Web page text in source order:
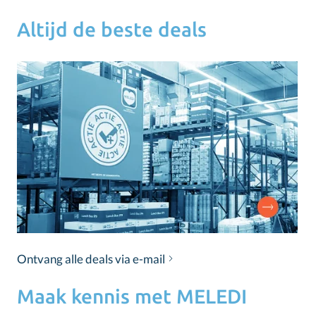
Altijd de beste deals
Ontvang alle deals via e-mail
Maak kennis met MELEDI